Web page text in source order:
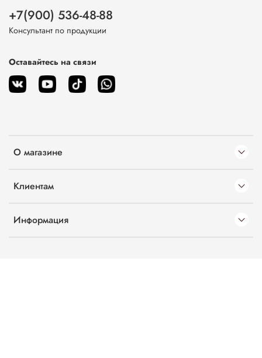
О магазине
Клиентам
Информация
+7(900) 536-48-88
Консультант по продукции
Оставайтесь на связи